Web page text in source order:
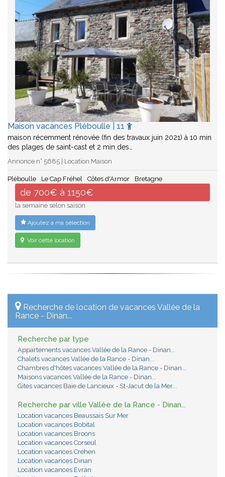
Maison vacances Pléboulle | 11
maison récemment rénovée (fin des travaux juin 2021) à 10 min
des plages de saint-cast et 2 min des…
Annonce n° 5685 | Location Maison
Pléboulle Le Cap Fréhel Côtes d'Armor Bretagne
de 700€ à 1150€
la semaine selon saison
Ajoutez à ma sélection
Voir cette location
Recherche de location de vacances Vallée de la
Rance - Dinan...
Recherche par type
Appartements vacances Vallée de la Rance - Dinan...
Chalets vacances Vallée de la Rance - Dinan...
Chambres d'hôtes vacances Vallée de la Rance - Dinan...
Maisons vacances Vallée de la Rance - Dinan...
Gites vacances Baie de Lancieux - St-Jacut de la Mer...
Recherche par ville Vallée de la Rance - Dinan...
Location vacances Beaussais Sur Mer
Location vacances Bobital
Location vacances Broons
Location vacances Corseul
Location vacances Crehen
Location vacances Dinan
Location vacances Evran